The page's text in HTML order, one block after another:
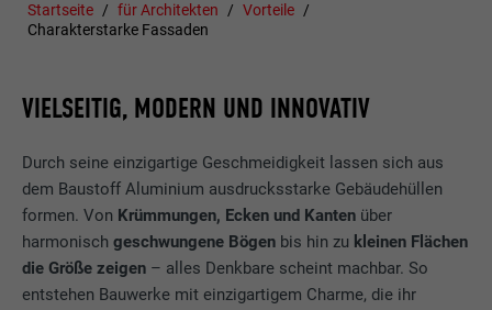
Startseite für Architekten
Vorteile
Charakterstarke Fassaden
VIELSEITIG, MODERN UND INNOVATIV
Durch seine einzigartige Geschmeidigkeit lassen sich aus
dem Baustoff Aluminium ausdrucksstarke Gebäudehüllen
formen. Von Krümmungen, Ecken und Kanten über
harmonischgeschwungene Bögen bis hin zu kleinen Flächen
die Größe zeigen – alles Denkbare scheint machbar. So
entstehen Bauwerke mit einzigartigem Charme, die ihr